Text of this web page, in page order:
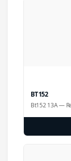
BT152
Bt152 13A —